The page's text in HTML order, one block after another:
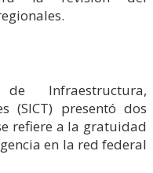
Infraestructura,
(SICT) presentó dos
refiere a la gratuidad
en la red federal